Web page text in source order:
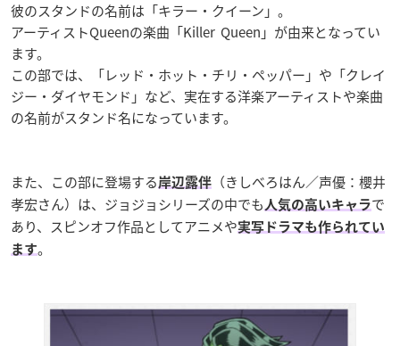
彼のスタンドの名前は「キラー・クイーン」。
アーティストQueenの楽曲「Killer Queen」が由来となってい
ます。
この部では、「レッド・ホット・チリ・ペッパー」や「クレイ
ジー・ダイヤモンド」など、実在する洋楽アーティストや楽曲
の名前がスタンド名になっています。
また、この部に登場する 岸辺露伴
（きしべろはん／声優：櫻井
孝宏さん）は、ジョジョシリーズの中でも 人気の高いキャラで
あり、スピンオフ作品としてアニメや実写ドラマも作られてい
ます。